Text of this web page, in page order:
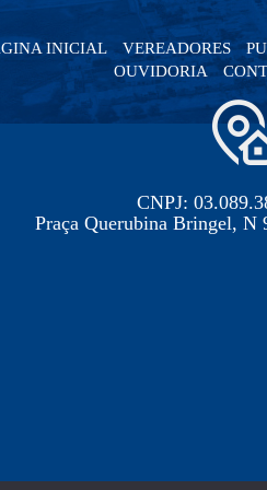
INICIAL VEREADORES
OUVIDORIA
CNPJ:
Praça Querubina Bringel, N